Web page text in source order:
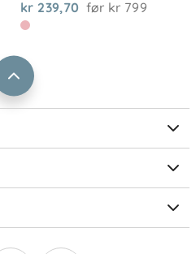
kr 239,70 før kr 799